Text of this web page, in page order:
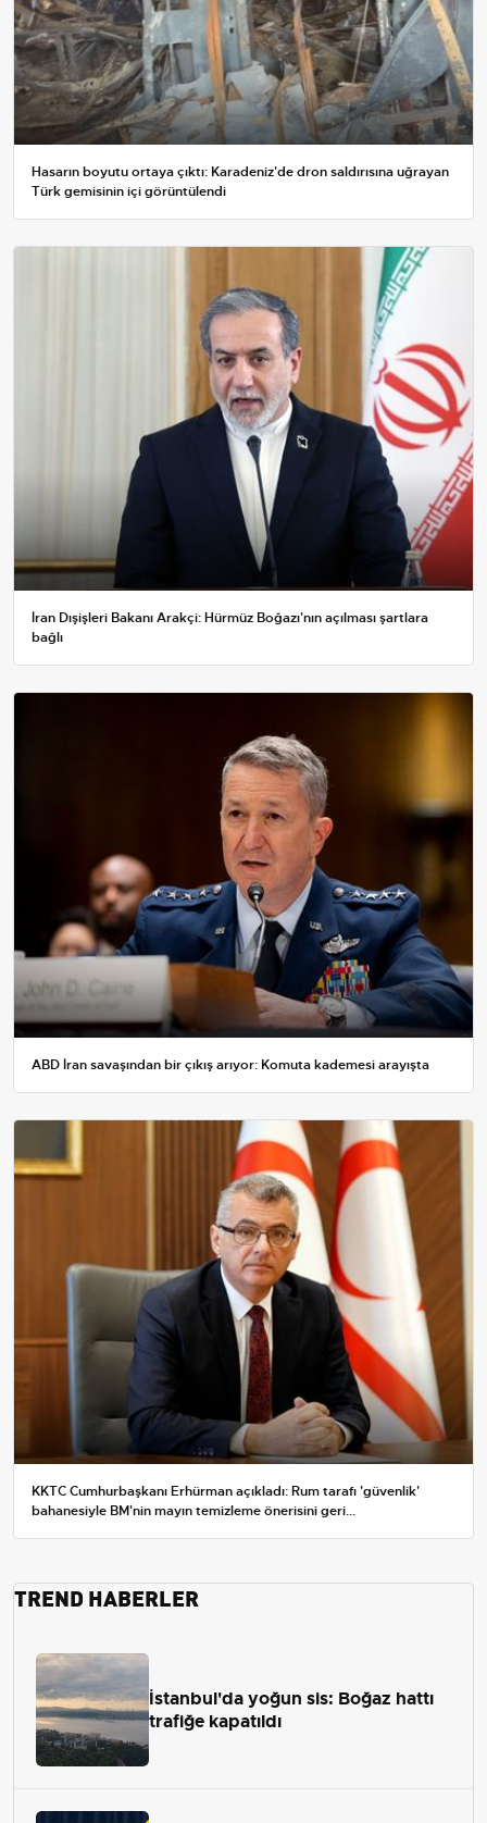
Hasarın boyutu ortaya çıktı: Karadeniz'de dron saldırısına uğrayan
Türk gemisinin içi görüntülendi
İran Dışişleri Bakanı Arakçi: Hürmüz Boğazı'nın açılması şartlara
bağlı
ABD İran savaşından bir çıkış arıyor: Komuta kademesi arayışta
KKTC Cumhurbaşkanı Erhürman açıkladı: Rum tarafı 'güvenlik'
bahanesiyle BM'nin mayın temizleme önerisini geri...
TREND HABERLER
İstanbul'da yoğun sis: Boğaz hattı
trafiğe kapatıldı